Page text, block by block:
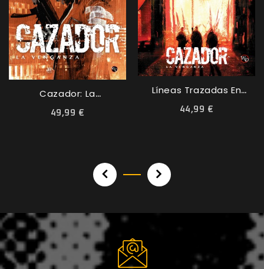
Cazador: La
Venganza
49,99 €
Líneas Trazadas En
Sangre...
44,99 €